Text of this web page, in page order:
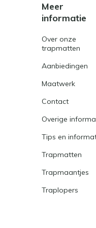
Meer
informatie
Over onze
trapmatten
Aanbiedingen
Maatwerk
Contact
Overige
Tips en
Trapmatten
Trapmaantjes
Traplopers